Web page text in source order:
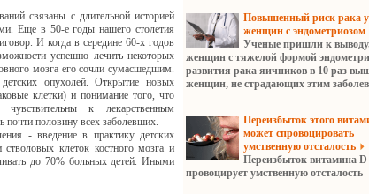
связаны с длительной историей
Еще в 50-е годы нашего столетия
И когда в середине 60-х годов
успешно лечить некоторых
мозга его сочли сумасшедшим.
опухолей. Открытие новых
клетки) и понимание того, что
к лекарственным
почти половину всех заболевших.
- введение в практику детских
клеток костного мозга и
до 70% больных детей. Иными
Повышенный риск рака у
женщин с эндометриозом
Ученые пришли к
женщин с тяжелой формой
развития рака яичников в 10 раз
женщин, не страдающих этим
Переизбыток этого
может спровоцировать
умственную отсталость
Переизбыток витамина D
провоцирует умственную отсталость